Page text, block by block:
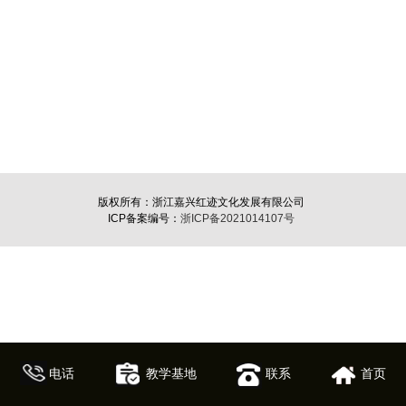
版权所有：浙江嘉兴红迹文化发展有限公司
ICP备案编号：浙ICP备2021014107号
电话 教学基地 联系 首页